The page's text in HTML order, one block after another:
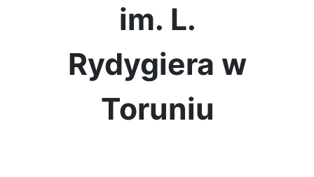
im. L.
Rydygiera w
Toruniu